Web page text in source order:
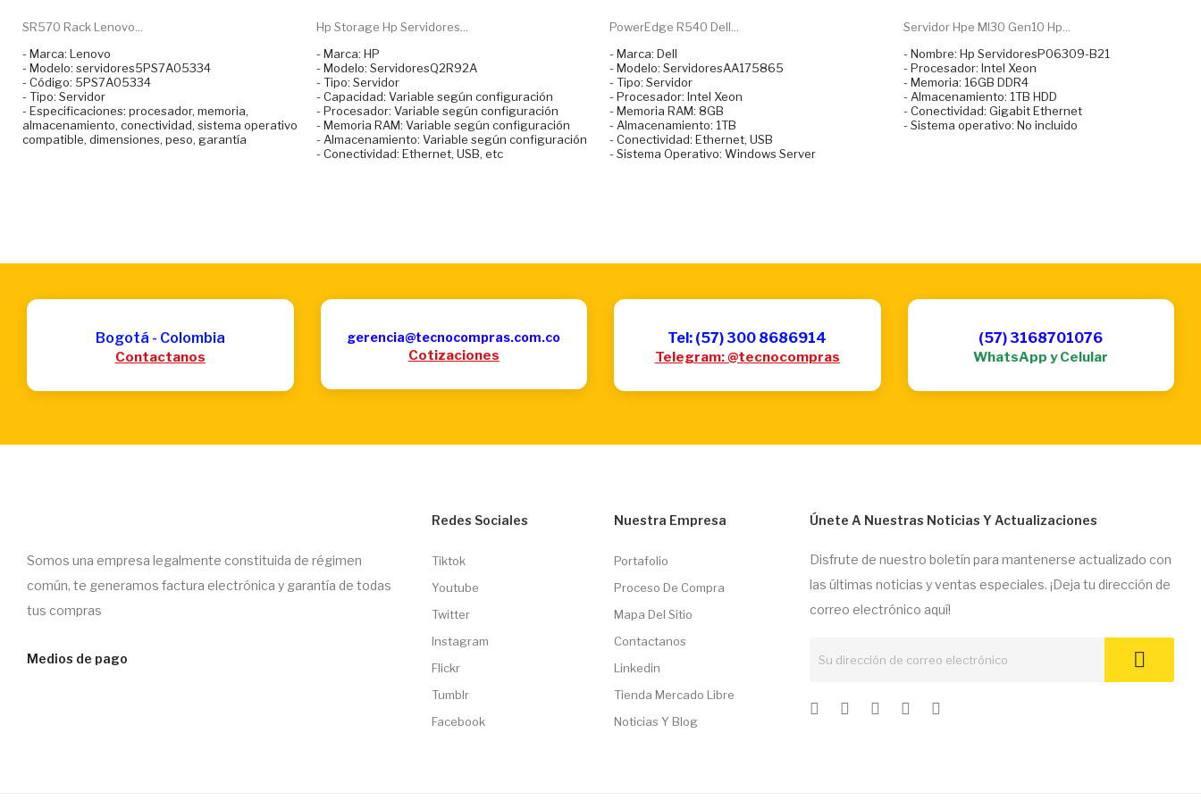
SR570 Rack Lenovo...
- Marca: Lenovo
- Modelo: servidores5PS7A05334
- Código: 5PS7A05334
- Tipo: Servidor
- Especificaciones: procesador, memoria,
almacenamiento, conectividad, sistema operativo
compatible, dimensiones, peso, garantía
Hp Storage Hp Servidores...
- Marca: HP
- Modelo: ServidoresQ2R92A
- Tipo: Servidor
- Capacidad: Variable según configuración
- Procesador: Variable según configuración
- Memoria RAM: Variable según configuración
- Almacenamiento: Variable según configuración
- Conectividad: Ethernet, USB, etc
PowerEdge R540 Dell...
- Marca: Dell
- Modelo: ServidoresAA175865
- Tipo: Servidor
- Procesador: Intel Xeon
- Memoria RAM: 8GB
- Almacenamiento: 1TB
- Conectividad: Ethernet, USB
- Sistema Operativo: Windows Server
Servidor Hpe Ml30 Gen10 Hp...
- Nombre: Hp ServidoresP06309-B21
- Procesador: Intel Xeon
- Memoria: 16GB DDR4
- Almacenamiento: 1TB HDD
- Conectividad: Gigabit Ethernet
- Sistema operativo: No incluido
Bogotá - Colombia
Contactanos
gerencia@tecnocompras.com.co
Cotizaciones
Tel: (57) 300 8686914
Telegram: @tecnocompras
(57) 3168701076
WhatsApp y Celular
Somos una empresa legalmente constituida de régimen
común, te generamos factura electrónica y garantía de todas
tus compras
Medios de pago
Redes Sociales
Tiktok
Youtube
Twitter
Instagram
Flickr
Tumblr
Facebook
Nuestra Empresa
Portafolio
Proceso De Compra
Mapa Del Sitio
Contactanos
Linkedin
Tienda Mercado Libre
Noticias Y Blog
Únete A Nuestras Noticias Y Actualizaciones
Disfrute de nuestro boletín para mantenerse actualizado con
las últimas noticias y ventas especiales. ¡Deja tu dirección de
correo electrónico aquí!